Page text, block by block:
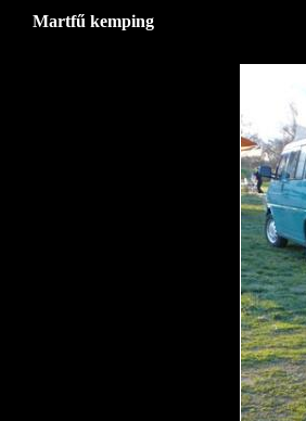
Martfű kemping